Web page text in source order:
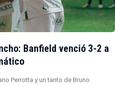
Banfield venció 3-2 a
Perrotta y un tanto de Bruno